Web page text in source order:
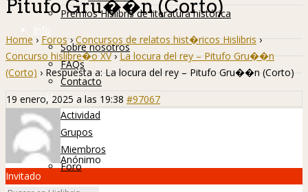
Premios Hislibris de literatura histórica
Info
Sobre nosotros
FAQs
Contacto
Hislibreños
Actividad
Grupos
Miembros
Foro
Pitufo Gru��n (Corto)
Home › Foros › Concursos de relatos hist�ricos Hislibris ›
Concurso hislibre�o XV › La locura del rey – Pitufo Gru��n
(Corto) › Respuesta a: La locura del rey – Pitufo Gru��n (Corto)
19 enero, 2025 a las 19:38 #97067
Anónimo
Invitado